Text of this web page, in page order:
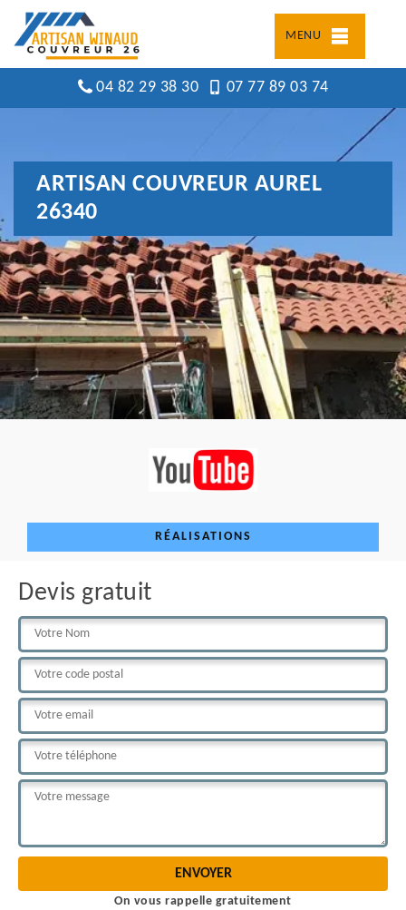
MENU
04 82 29 38 30 07 77 89 03 74
ARTISAN COUVREUR AUREL
26340
RÉALISATIONS
Devis gratuit
On vous rappelle gratuitement